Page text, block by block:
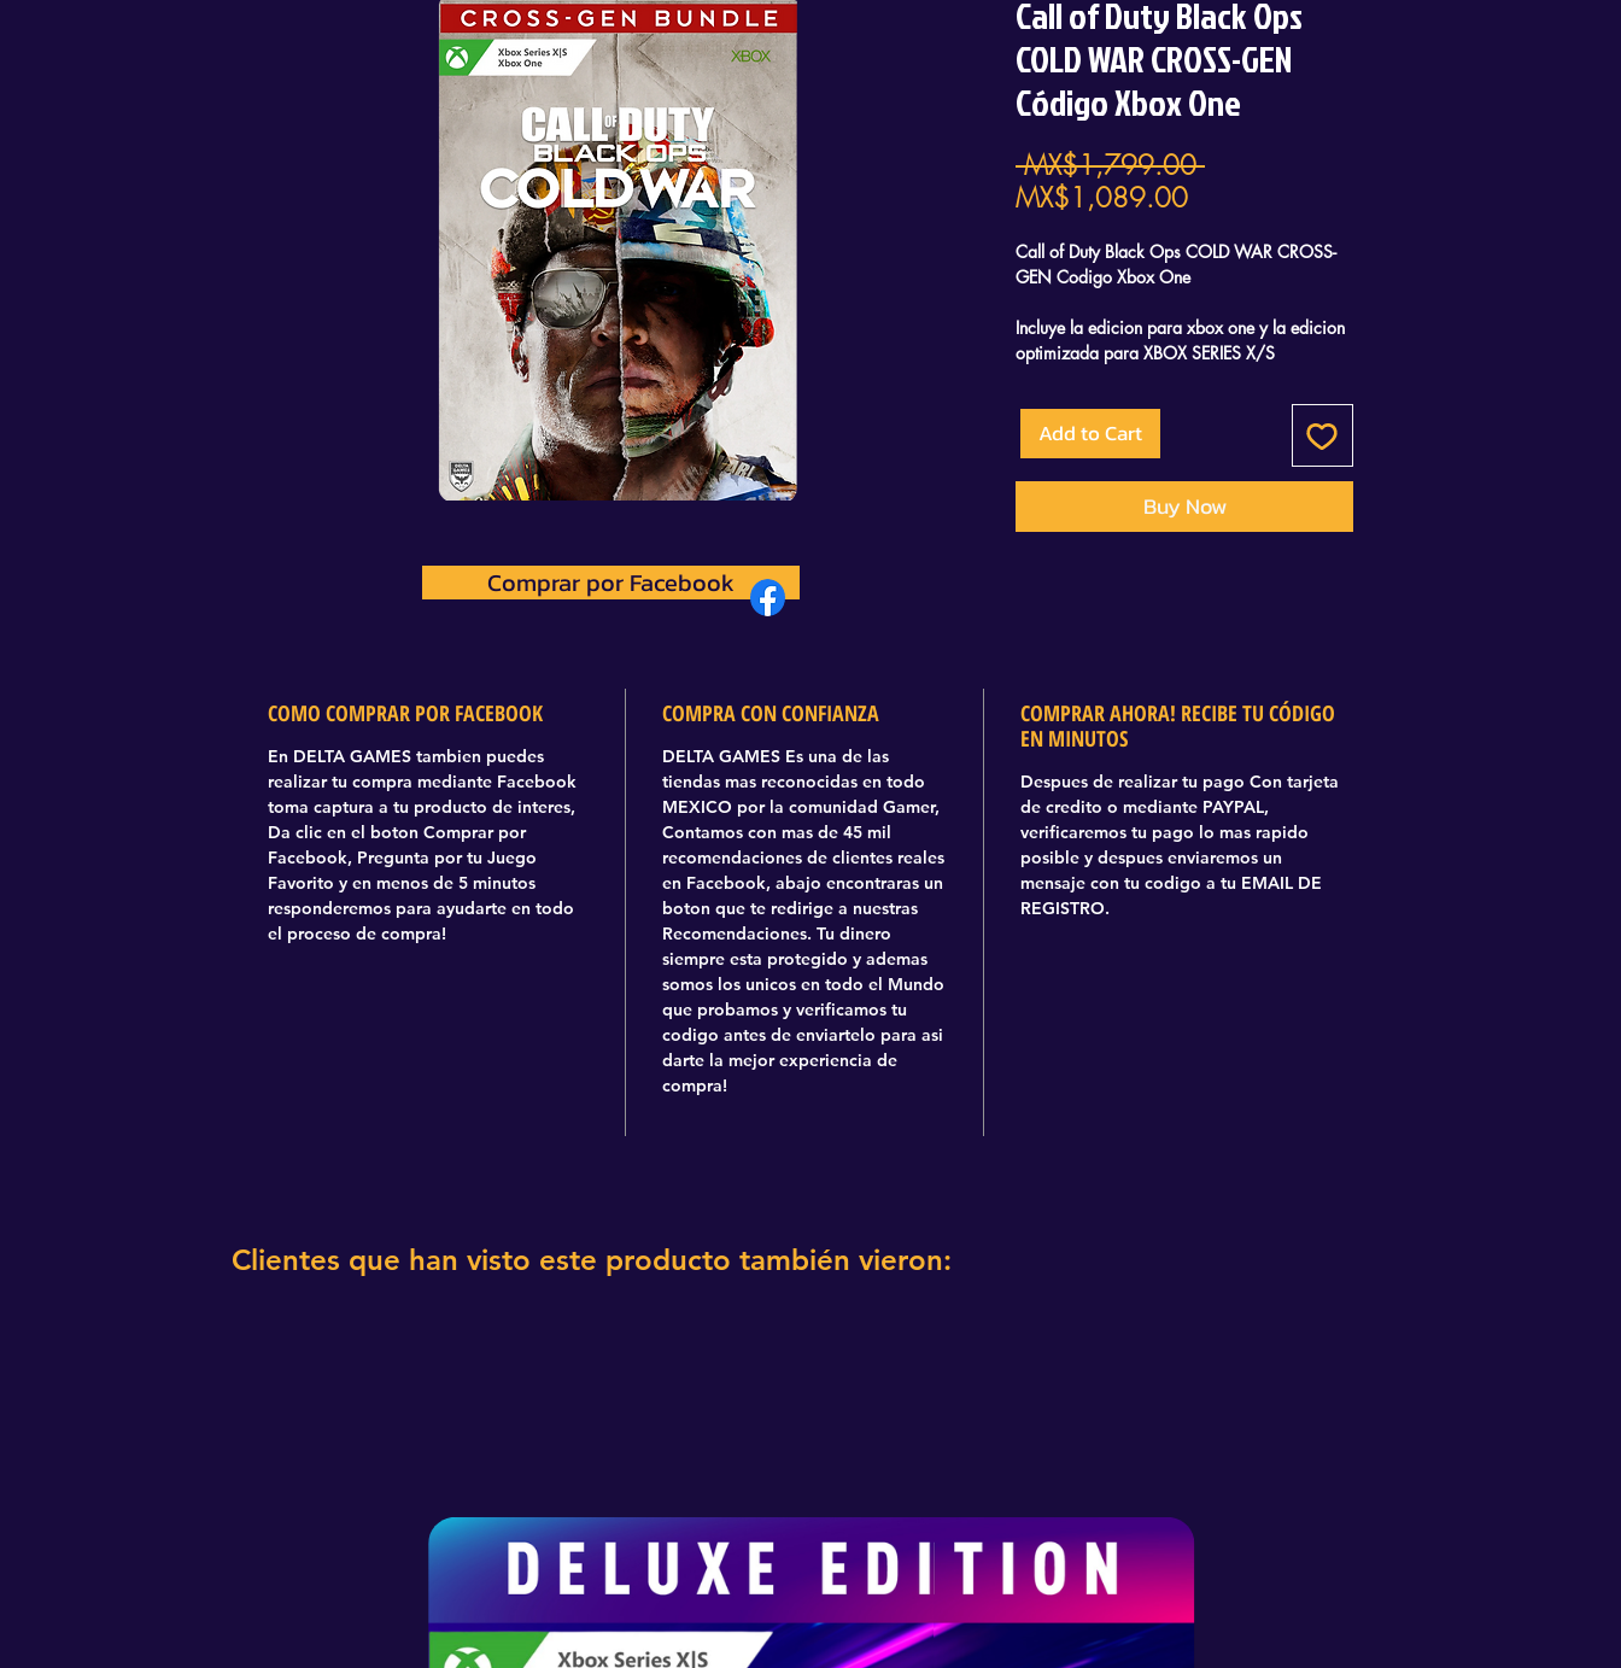
Comprar por Facebook
Call of Duty Black Ops
COLD WAR CROSS-GEN
Código Xbox One
MX$1,799.00 Regular
MX$1,089.00Sale
Call of Duty Black Ops COLD WAR CROSS-
GEN Codigo Xbox One
Incluye la edicion para xbox one y la edicion
optimizada para XBOX SERIES X/S
Add to Cart
Buy Now
COMO COMPRAR POR FACEBOOK
En DELTA GAMES tambien puedes
realizar tu compra mediante Facebook
toma captura a tu producto de interes,
Da clic en el boton Comprar por
Facebook, Pregunta por tu Juego
Favorito y en menos de 5 minutos
responderemos para ayudarte en todo
el proceso de compra!
COMPRA CON CONFIANZA
DELTA GAMES Es una de las
tiendas mas reconocidas en todo
MEXICO por la comunidad Gamer,
Contamos con mas de 45 mil
recomendaciones de clientes reales
en Facebook, abajo encontraras un
boton que te redirige a nuestras
Recomendaciones. Tu dinero
siempre esta protegido y ademas
somos los unicos en todo el Mundo
que probamos y verificamos tu
codigo antes de enviartelo para asi
darte la mejor experiencia de
compra!
COMPRAR AHORA! RECIBE TU CÓDIGO
EN MINUTOS
Despues de realizar tu pago Con tarjeta
de credito o mediante PAYPAL,
verificaremos tu pago lo mas rapido
posible y despues enviaremos un
mensaje con tu codigo a tu EMAIL DE
REGISTRO.
Comprar por Facebook
Clientes que han visto este producto también vieron: